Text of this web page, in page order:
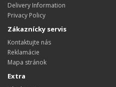
Delivery Information
Privacy Policy
Zákaznícky servis
Kontaktujte nás
Reklamácie
Mapa stránok
Extra